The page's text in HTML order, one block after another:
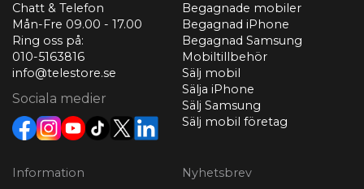
Chatt & Telefon
Mån-Fre 09.00 - 17.00
Ring oss på:
010-5163816
info@telestore.se
Sociala medier
Begagnade mobiler
Begagnad iPhone
Begagnad Samsung
Mobiltillbehör
Sälj mobil
Sälja iPhone
Sälj Samsung
Sälj mobil företag
Information
Nyhetsbrev